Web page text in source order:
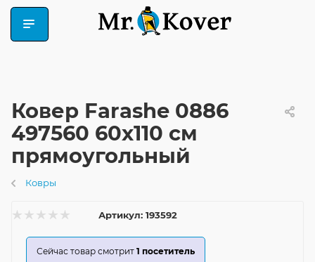
Ковер Farashe 0886
497560 60x110 см
прямоугольный
Ковры
Артикул: 193592
Сейчас товар смотрит 1 посетитель